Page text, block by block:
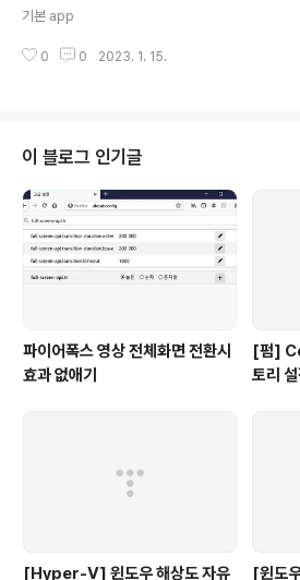
PathCallback = null; 2. WebChromeClient
기본 app
0 0 2023. 1. 15.
이 블로그 인기글
파이어폭스 영상 전체화면 전환시
효과 없애기
[펌]
토리
[Hyper-V] 윈도우 해상도 자유 [윈도